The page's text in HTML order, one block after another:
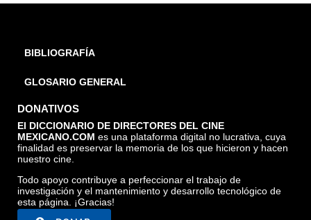
BIBLIOGRAFÍA
GLOSARIO GENERAL
DONATIVOS
El DICCIONARIO DE DIRECTORES DEL CINE
MEXICANO.COM es una plataforma digital no lucrativa, cuya
finalidad es preservar la memoria de los que hicieron y hacen
nuestro cine.
Todo apoyo contribuye a perfeccionar el trabajo de
investigación y el mantenimiento y desarrollo tecnológico de
esta página. ¡Gracias!